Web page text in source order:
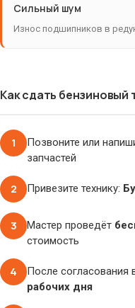
Сильный шум
Износ подшипников в
Как сдать бензиновый
1
Позвоните или
запчастей
2 Привезите технику:
3 Мастер проведёт
стоимость
4 После
рабочих дня